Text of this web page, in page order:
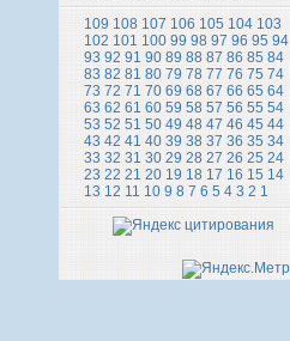
109 108 107 106 105 104 103
102 101 100 99 98 97 96 95 94
93 92 91 90 89 88 87 86 85 84
83 82 81 80 79 78 77 76 75 74
73 72 71 70 69 68 67 66 65 64
63 62 61 60 59 58 57 56 55 54
53 52 51 50 49 48 47 46 45 44
43 42 41 40 39 38 37 36 35 34
33 32 31 30 29 28 27 26 25 24
23 22 21 20 19 18 17 16 15 14
13 12 11 10 9 8 7 6 5 4 3 2 1